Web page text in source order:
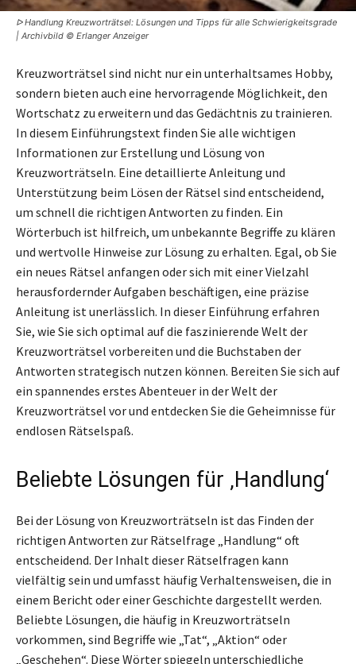
ᐅ Handlung Kreuzworträtsel: Lösungen und Tipps für alle Schwierigkeitsgrade
| Archivbild © Erlanger Anzeiger
Kreuzworträtsel sind nicht nur ein unterhaltsames Hobby,
sondern bieten auch eine hervorragende Möglichkeit, den
Wortschatz zu erweitern und das Gedächtnis zu trainieren.
In diesem Einführungstext finden Sie alle wichtigen
Informationen zur Erstellung und Lösung von
Kreuzworträtseln. Eine detaillierte Anleitung und
Unterstützung beim Lösen der Rätsel sind entscheidend,
um schnell die richtigen Antworten zu finden. Ein
Wörterbuch ist hilfreich, um unbekannte Begriffe zu klären
und wertvolle Hinweise zur Lösung zu erhalten. Egal, ob Sie
ein neues Rätsel anfangen oder sich mit einer Vielzahl
herausfordernder Aufgaben beschäftigen, eine präzise
Anleitung ist unerlässlich. In dieser Einführung erfahren
Sie, wie Sie sich optimal auf die faszinierende Welt der
Kreuzworträtsel vorbereiten und die Buchstaben der
Antworten strategisch nutzen können. Bereiten Sie sich auf
ein spannendes erstes Abenteuer in der Welt der
Kreuzworträtsel vor und entdecken Sie die Geheimnisse für
endlosen Rätselspaß.
Beliebte Lösungen für ‚Handlung‘
Bei der Lösung von Kreuzworträtseln ist das Finden der
richtigen Antworten zur Rätselfrage „Handlung“ oft
entscheidend. Der Inhalt dieser Rätselfragen kann
vielfältig sein und umfasst häufig Verhaltensweisen, die in
einem Bericht oder einer Geschichte dargestellt werden.
Beliebte Lösungen, die häufig in Kreuzworträtseln
vorkommen, sind Begriffe wie „Tat“, „Aktion“ oder
„Geschehen“. Diese Wörter spiegeln unterschiedliche